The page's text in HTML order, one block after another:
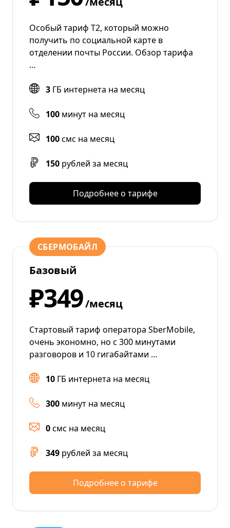
Особый тариф Т2, который можно
получить по социальной карте в
отделении почты России. Обзор тарифа
…
3 ГБ интернета на месяц
100 минут на месяц
100смс на месяц
150 рублей за месяц
Подробнее о тарифе
СБЕРМОБАЙЛ
Базовый
₽349/месяц
Стартовый тариф оператора SberMobile,
очень экономно, но с 300 минутами
разговоров и 10 гигабайтами …
10 ГБ интернета на месяц
300 минут на месяц
0смс на месяц
349 рублей за месяц
Подробнее о тарифе